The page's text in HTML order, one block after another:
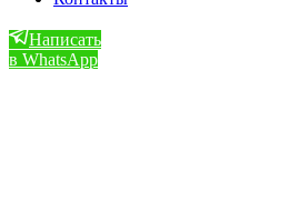
Написать
в WhatsApp